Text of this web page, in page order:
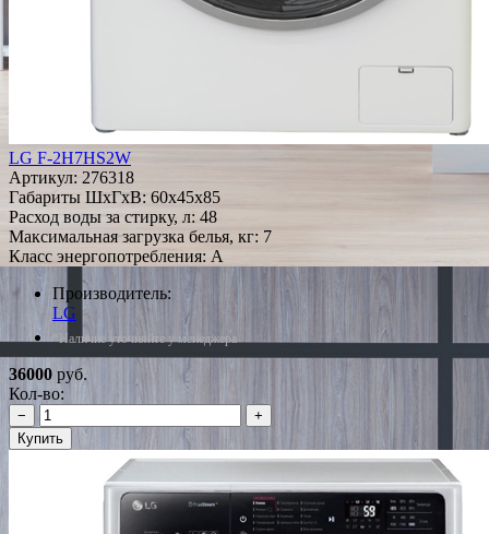
LG F-2H7HS2W
Артикул: 276318
Габариты ШxГxВ: 60x45x85
Расход воды за стирку, л: 48
Максимальная загрузка белья, кг: 7
Класс энергопотребления: A
Производитель:
LG
*Наличие уточняйте у менеджера
36000 руб.
Кол-во:
−
+
Купить